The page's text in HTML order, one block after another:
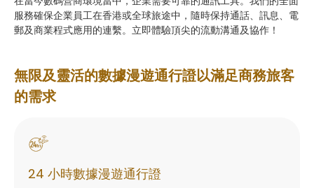
服務確保企業員工在香港或全球旅途中，隨時保持通話、訊息、電
郵及商業程式應用的連繫。立即體驗頂尖的流動溝通及協作！
無限及靈活的數據漫遊通行證以滿足商務旅客
的需求
24 小時數據漫遊通行證